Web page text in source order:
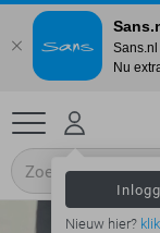
Nieuw hier?
Sans.nl
Nu